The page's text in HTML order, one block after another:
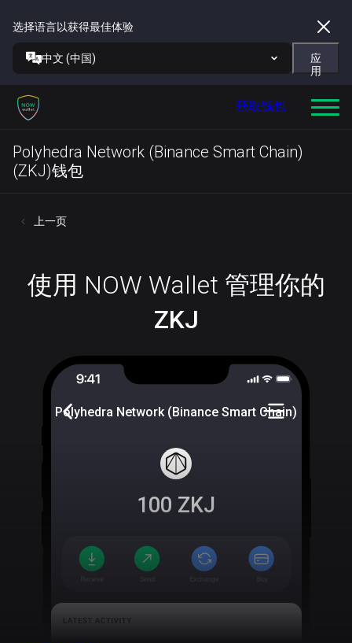
选择语言以获得最佳体验
中文 (中国)
应
用
获取钱包
Polyhedra Network (Binance Smart Chain)
(ZKJ)钱包
上一页
使用 NOW Wallet 管理你的
ZKJ
Polyhedra Network (Binance Smart Chain)
100 ZKJ